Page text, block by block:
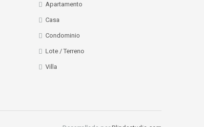
Apartamento
Casa
Condominio
Lote / Terreno
Villa